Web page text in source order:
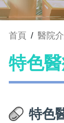
首頁 / 醫院
特色
特色